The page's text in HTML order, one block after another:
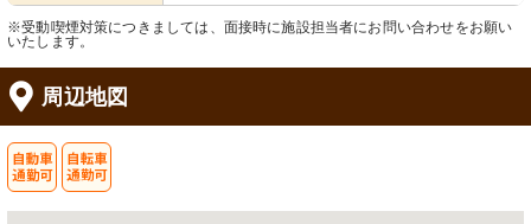
※受動喫煙対策につきましては、面接時に施設担当者にお問い合わせをお願い
いたします。
周辺地図